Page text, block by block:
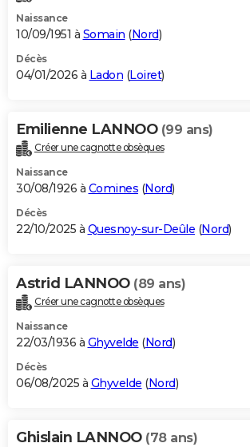
Dictionnaire
Biographies
Citations
Expressions
Proverbes
PROGRAMME TV
S'inscrire
Se connecter
Lycées
Collèges
Primaires
Universités
Entreprises
Service militaire
Avis de recherche
AVIS DE DÉCÈS
Bricolage
Lifestyle
Culture
Sport
Auto
Television
Voyage
Cinema
Naissance
10/09/1951 à Somain (Nord)
Décès
04/01/2026 à Ladon (Loiret)
Emilienne LANNOO (99 ans)
Créer une cagnotte obsèques
Naissance
30/08/1926 à Comines (Nord)
Décès
22/10/2025 à Quesnoy-sur-Deûle (Nord)
Astrid LANNOO (89 ans)
Créer une cagnotte obsèques
Naissance
22/03/1936 à Ghyvelde (Nord)
Décès
06/08/2025 à Ghyvelde (Nord)
Ghislain LANNOO (78 ans)